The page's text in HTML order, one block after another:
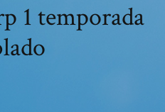
1 temporada